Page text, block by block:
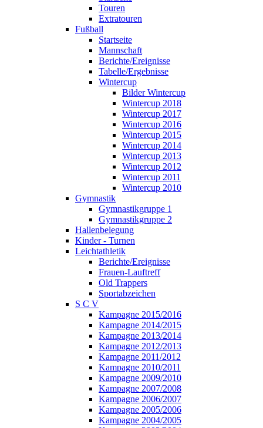
Touren
Extratouren
Fußball
Startseite
Mannschaft
Berichte/Ereignisse
Tabelle/Ergebnisse
Wintercup
Bilder Wintercup
Wintercup 2018
Wintercup 2017
Wintercup 2016
Wintercup 2015
Wintercup 2014
Wintercup 2013
Wintercup 2012
Wintercup 2011
Wintercup 2010
Gymnastik
Gymnastikgruppe 1
Gymnastikgruppe 2
Hallenbelegung
Kinder - Turnen
Leichtathletik
Berichte/Ereignisse
Frauen-Lauftreff
Old Trappers
Sportabzeichen
S C V
Kampagne 2015/2016
Kampagne 2014/2015
Kampagne 2013/2014
Kampagne 2012/2013
Kampagne 2011/2012
Kampagne 2010/2011
Kampagne 2009/2010
Kampagne 2007/2008
Kampagne 2006/2007
Kampagne 2005/2006
Kampagne 2004/2005